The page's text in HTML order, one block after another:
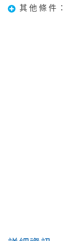
其他條件